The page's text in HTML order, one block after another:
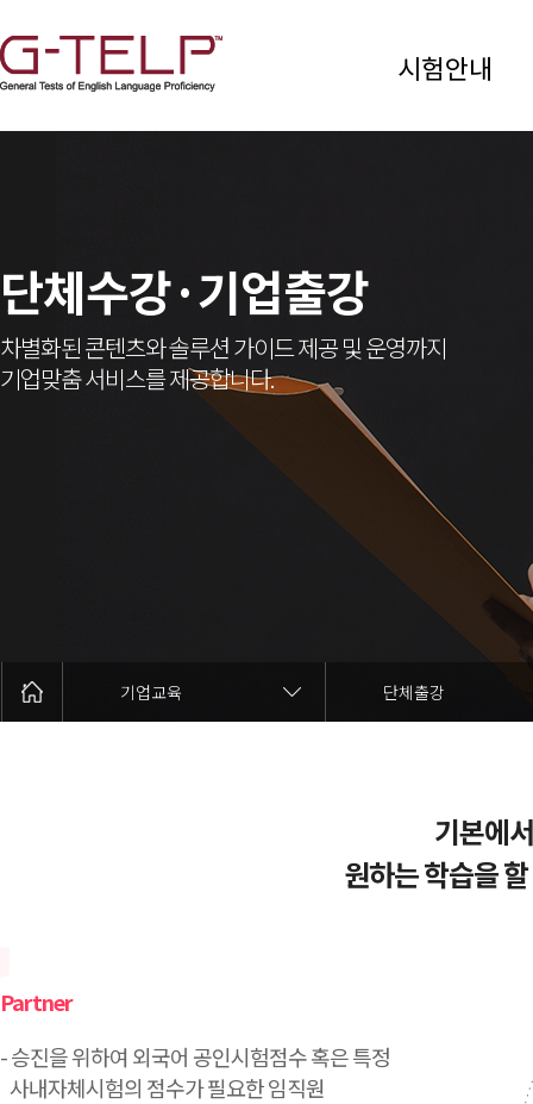
시험안내
단체수강·기업출강
차별화된 콘텐츠와 솔루션 가이드 제공 및 운영까지
기업맞춤 서비스를 제공합니다.
기업교육 단체출강
기본에
원하는 학습을
Partner
- 승진을 위하여 외국어 공인시험점수 혹은 특정
사내자체시험의 점수가 필요한 임직원